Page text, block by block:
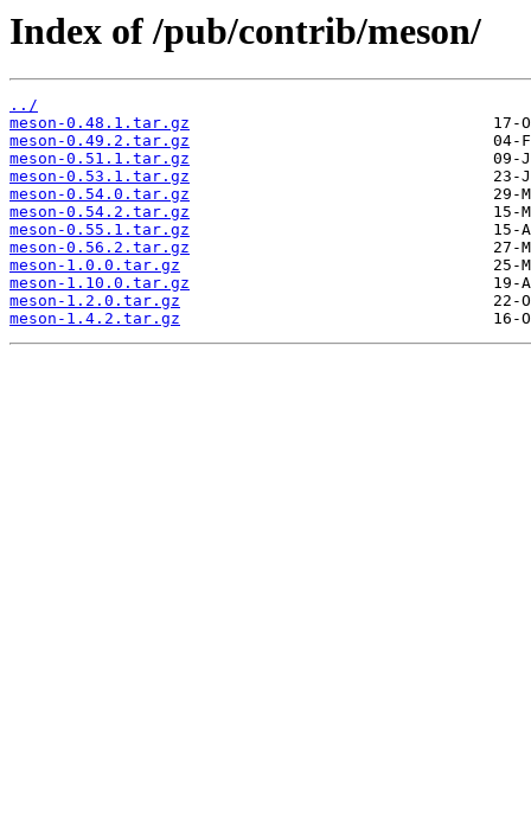
Index of /pub/contrib/meson/
../
meson-0.48.1.tar.gz
meson-0.49.2.tar.gz
meson-0.51.1.tar.gz
meson-0.53.1.tar.gz
meson-0.54.0.tar.gz
meson-0.54.2.tar.gz
meson-0.55.1.tar.gz
meson-0.56.2.tar.gz
meson-1.0.0.tar.gz
meson-1.10.0.tar.gz
meson-1.2.0.tar.gz
meson-1.4.2.tar.gz